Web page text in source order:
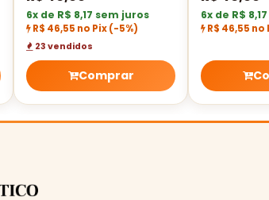
6x de R$ 8,17 sem juros
R$ 46,55 no Pix(-5%)
23 vendidos
Comprar
6x de R$
R$ 46,55 no